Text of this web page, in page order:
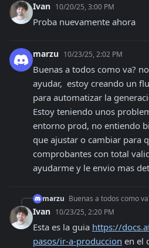
Ivan 10/20/25, 3:00 PM
Proba nuevamente ahora
marzu 10/23/25, 2:02 PM
Buenas a todos como va?
ayudar,  estoy creando un
para automatizar la
Estoy teniendo unos
entorno prod, no entiendo
que ajustar o cambiar para
comprobantes con total
ayudarme y le envio mas
marzu Buenas a todos como va? nose si alguno me puede ayudar, estoy
Ivan 10/23/25, 2:20 PM
Esta es la guia https://
pasos/ir-a-produccion en el